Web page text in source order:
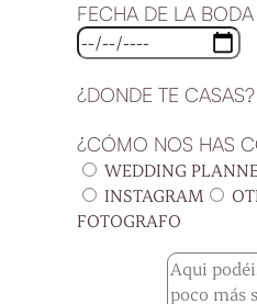
FECHA DE LA BODA
¿DONDE TE CASAS?
¿CÓMO NOS HAS
WEDDING
INSTAGRAM
FOTOGRAFO